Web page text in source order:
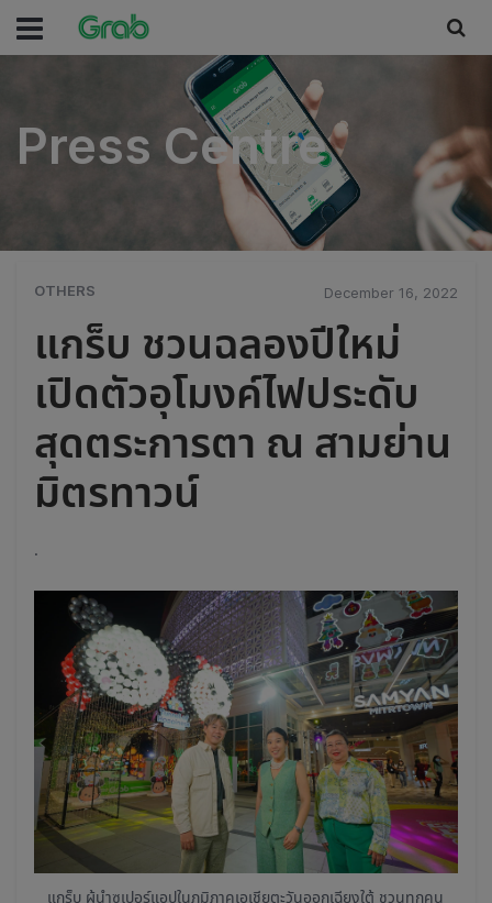
Press Centre
Press Centre
OTHERS December 16, 2022
แกร็บ ชวนฉลองปีใหม่
เปิดตัวอุโมงค์ไฟประดับ
สุดตระการตา ณ สามย่าน
มิตรทาวน์
.
แกร็บ ผู้นำซูเปอร์แอปในภูมิภาคเอเชียตะวันออกเฉียงใต้ ชวนทุกคน